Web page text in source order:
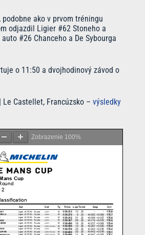
ako v prvom tréningu
odjazdil Ligier #62 Stoneho a
#26 Chanceho a De Sybourga
o 11:50 a dvojhodinový závod o
Le Castellet, Francúzsko – výsledky
Zobrazenie 100%